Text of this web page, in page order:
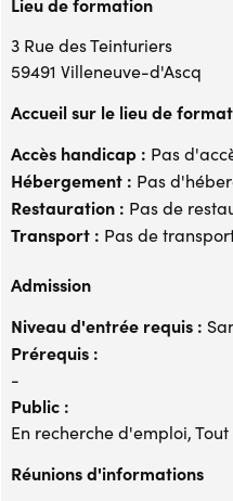
3 Rue des Teinturiers
59491 Villeneuve-d'Ascq
Accueil sur le lieu de
Accès handicap : Pas
Hébergement : Pas
Restauration : Pas de
Transport : Pas de
Admission
Niveau d'entrée requis :
Prérequis :
-
Public :
En recherche d'emploi,
Réunions d'informations